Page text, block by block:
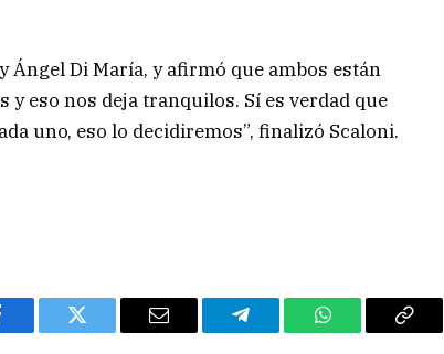
Ángel Di María, y afirmó que ambos están
eso nos deja tranquilos. Sí es verdad que
uno, eso lo decidiremos”, finalizó Scaloni.
Twitter Email Telegram WhatsAppCopy